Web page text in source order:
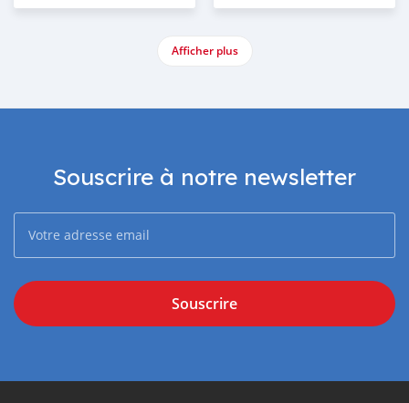
Afficher plus
Souscrire à notre newsletter
Souscrire